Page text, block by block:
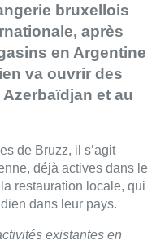
bruxellois
après
en Argentine
va ouvrir des
et au
de Bruzz, il s’agit
déjà actives dans le
restauration locale, qui
dans leur pays.
existantes en